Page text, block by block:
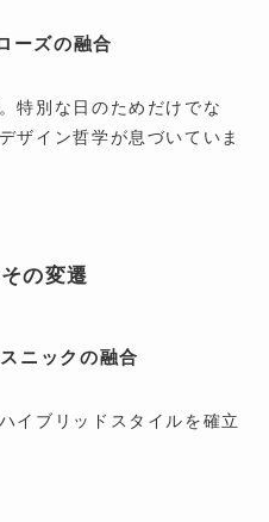
ーズの融合
特別な日のためだけでな
ザイン哲学が息づいていま
の変遷
ニックの融合
イブリッドスタイルを確立